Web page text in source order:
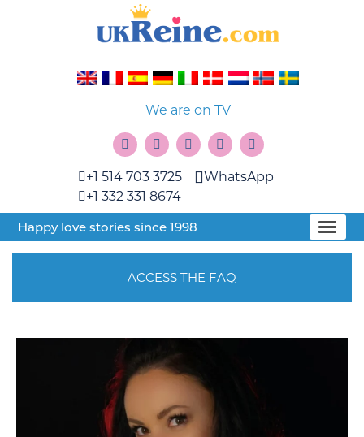
We are on TV
+1 514 703 3725
+1 332 331 8674
WhatsApp
Happy love stories since 1998
ACCESS THE FAQ